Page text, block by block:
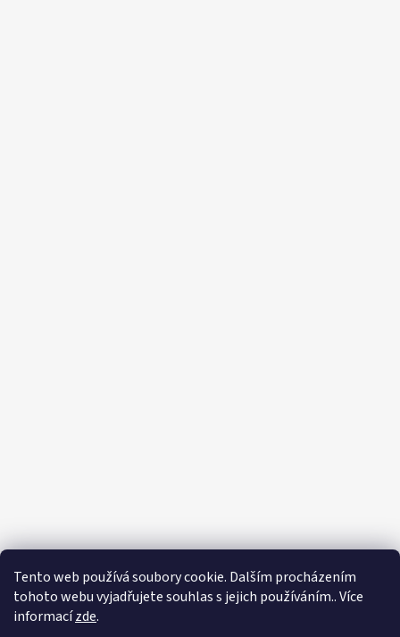
Tento web používá soubory cookie. Dalším procházením
tohoto webu vyjadřujete souhlas s jejich používáním.. Více
informacízde.